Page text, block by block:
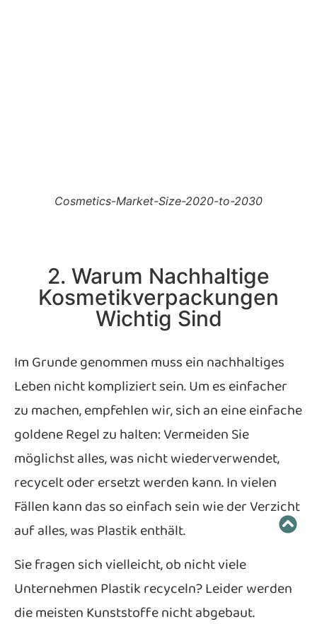
Cosmetics-Market-Size-2020-to-2030
2. Warum Nachhaltige
Kosmetikverpackungen
Wichtig Sind
Im Grunde genommen muss ein nachhaltiges
Leben nicht kompliziert sein. Um es einfacher
zu machen, empfehlen wir, sich an eine einfache
goldene Regel zu halten: Vermeiden Sie
möglichst alles, was nicht wiederverwendet,
recycelt oder ersetzt werden kann. In vielen
Fällen kann das so einfach sein wie der Verzicht
auf alles, was Plastik enthält.
Sie fragen sich vielleicht, ob nicht viele
Unternehmen Plastik recyceln? Leider werden
die meisten Kunststoffe nicht abgebaut.